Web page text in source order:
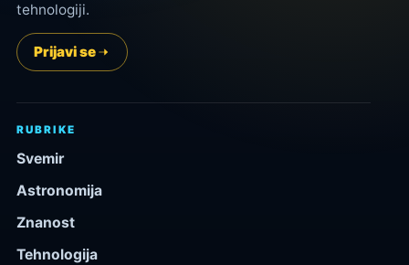
tehnologiji.
Prijavi se
RUBRIKE
Svemir
Astronomija
Znanost
Tehnologija